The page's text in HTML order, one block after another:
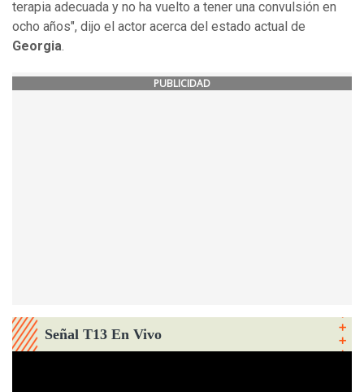
terapia adecuada y no ha vuelto a tener una convulsión en
ocho años", dijo el actor acerca del estado actual de
Georgia.​
PUBLICIDAD
Señal T13 En Vivo